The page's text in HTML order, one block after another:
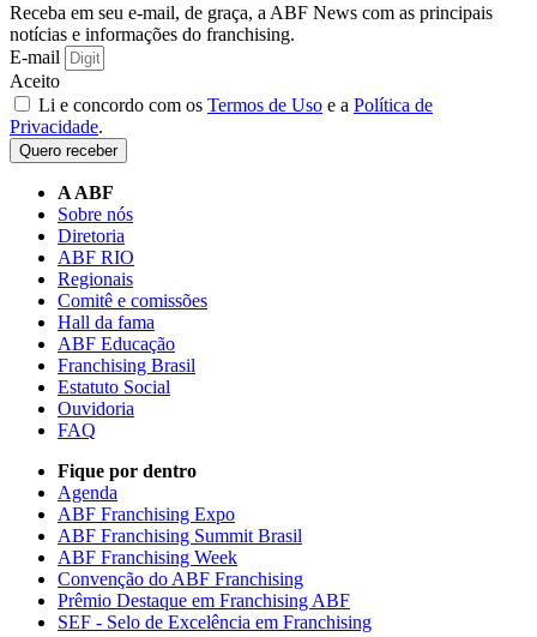
Receba em seu e-mail, de graça, a ABF News com as principais
notícias e informações do franchising.
E-mail
Aceito
Li e concordo com os Termos de Uso e a Política de
Privacidade.
Quero receber
A ABF
Sobre nós
Diretoria
ABF RIO
Regionais
Comitê e comissões
Hall da fama
ABF Educação
Franchising Brasil
Estatuto Social
Ouvidoria
FAQ
Fique por dentro
Agenda
ABF Franchising Expo
ABF Franchising Summit Brasil
ABF Franchising Week
Convenção do ABF Franchising
Prêmio Destaque em Franchising ABF
SEF - Selo de Excelência em Franchising